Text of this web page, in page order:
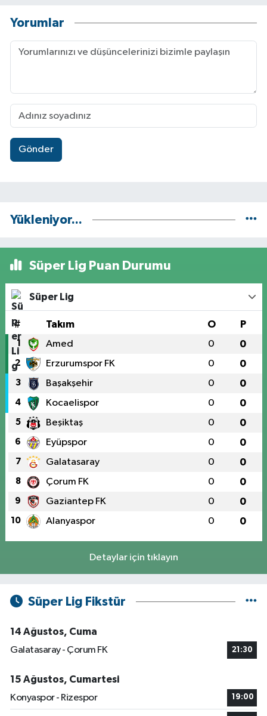
Yorumlar
Gönder
Yükleniyor...
Süper Lig Puan Durumu
Süper Lig
# Takım O P
1 Amed 0 0
2 Erzurumspor FK 0 0
3 Başakşehir 0 0
4 Kocaelispor 0 0
5 Beşiktaş 0 0
6 Eyüpspor 0 0
7 Galatasaray 0 0
8 Çorum FK 0 0
9 Gaziantep FK 0 0
10 Alanyaspor 0 0
Detaylar için tıklayın
Süper Lig Fikstür
14 Ağustos, Cuma
Galatasaray - Çorum FK
21:30
15 Ağustos, Cumartesi
Konyaspor - Rizespor
19:00